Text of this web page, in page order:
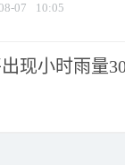
07 10:05
现小时雨量